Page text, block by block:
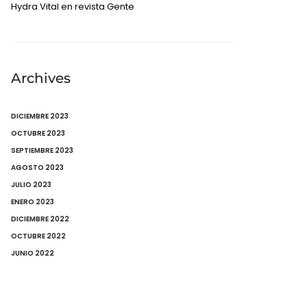
Hydra Vital en revista Gente
Archives
DICIEMBRE 2023
OCTUBRE 2023
SEPTIEMBRE 2023
AGOSTO 2023
JULIO 2023
ENERO 2023
DICIEMBRE 2022
OCTUBRE 2022
JUNIO 2022